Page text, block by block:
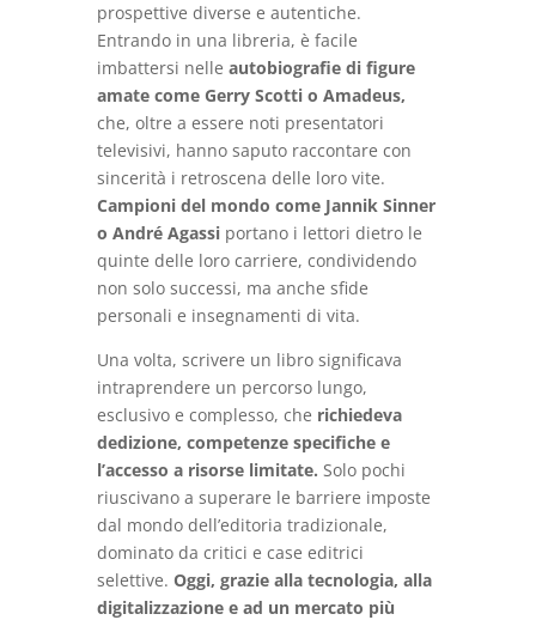
prospettive diverse e autentiche.
Entrando in una libreria, è facile
imbattersi nelle autobiografie di figure
amate come Gerry Scotti o Amadeus,
che, oltre a essere noti presentatori
televisivi, hanno saputo raccontare con
sincerità i retroscena delle loro vite.
Campioni del mondo come Jannik Sinner
o André Agassiportano i lettori dietro le
quinte delle loro carriere, condividendo
non solo successi, ma anche sfide
personali e insegnamenti di vita.
Una volta, scrivere un libro significava
intraprendere un percorso lungo,
esclusivo e complesso, che richiedeva
dedizione, competenze specifiche e
l’accesso a risorse limitate. Solo pochi
riuscivano a superare le barriere imposte
dal mondo dell’editoria tradizionale,
dominato da critici e case editrici
selettive. Oggi, grazie alla tecnologia, alla
digitalizzazione e ad un mercato più